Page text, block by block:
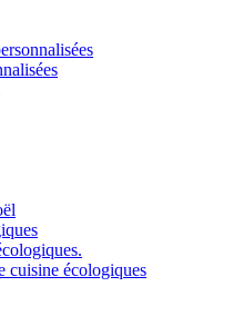
cuisine écologiques